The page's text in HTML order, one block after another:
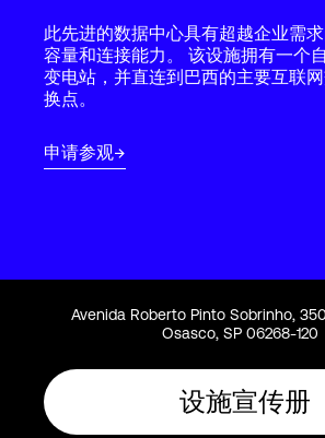
关于
Language
此先进的数据中心具有超越企业需
容量和连接能力。 该设施拥有一个
变电站，并直连到巴西的主要互联
换点。
申请参观
Avenida Roberto Pinto Sobrinho,
Osasco, SP 06268-120
设施宣传册